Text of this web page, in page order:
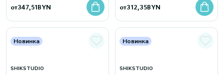
от347,51BYN от312,35BYN
Новинка
SHIKSTUDIO
Новинка
SHIKSTUDIO